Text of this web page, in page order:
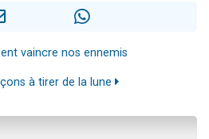
vaincre nos ennemis
à tirer de la lune